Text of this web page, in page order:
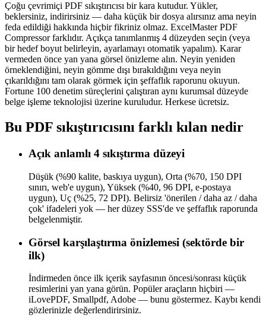
Çoğu çevrimiçi PDF sıkıştırıcısı bir kara kutudur. Yükler,
beklersiniz, indirirsiniz — daha küçük bir dosya alırsınız ama neyin
feda edildiği hakkında hiçbir fikriniz olmaz. ExcelMaster PDF
Compressor farklıdır. Açıkça tanımlanmış 4 düzeyden seçin (veya
bir hedef boyut belirleyin, ayarlamayı otomatik yapalım). Karar
vermeden önce yan yana görsel önizleme alın. Neyin yeniden
örneklendiğini, neyin gömme dışı bırakıldığını veya neyin
çıkarıldığını tam olarak görmek için şeffaflık raporunu okuyun.
Fortune 100 denetim süreçlerini çalıştıran aynı kurumsal düzeyde
belge işleme teknolojisi üzerine kuruludur. Herkese ücretsiz.
Bu PDF sıkıştırıcısını farklı kılan nedir
Açık anlamlı 4 sıkıştırma düzeyi
Düşük (%90 kalite, baskıya uygun), Orta (%70, 150 DPI
sınırı, web'e uygun), Yüksek (%40, 96 DPI, e-postaya
uygun), Uç (%25, 72 DPI). Belirsiz 'önerilen / daha az / daha
çok' ifadeleri yok — her düzey SSS'de ve şeffaflık raporunda
belgelenmiştir.
Görsel karşılaştırma önizlemesi (sektörde bir
ilk)
İndirmeden önce ilk içerik sayfasının öncesi/sonrası küçük
resimlerini yan yana görün. Popüler araçların hiçbiri —
iLovePDF, Smallpdf, Adobe — bunu göstermez. Kaybı kendi
gözlerinizle değerlendirirsiniz.